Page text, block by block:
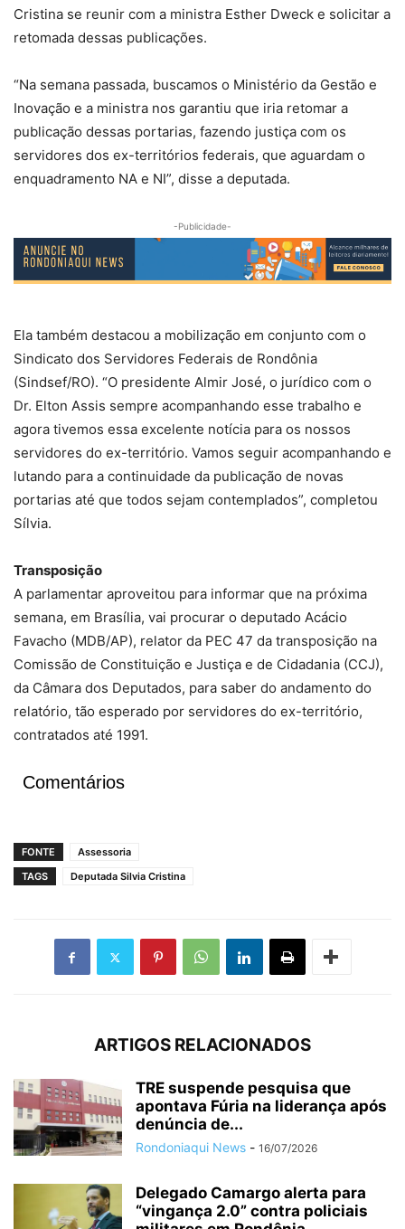
Cristina se reunir com a ministra Esther Dweck e solicitar a
retomada dessas publicações.
“Na semana passada, buscamos o Ministério da Gestão e
Inovação e a ministra nos garantiu que iria retomar a
publicação dessas portarias, fazendo justiça com os
servidores dos ex-territórios federais, que aguardam o
enquadramento NA e NI”, disse a deputada.
-Publicidade-
Ela também destacou a mobilização em conjunto com o
Sindicato dos Servidores Federais de Rondônia
(Sindsef/RO). “O presidente Almir José, o jurídico com o
Dr. Elton Assis sempre acompanhando esse trabalho e
agora tivemos essa excelente notícia para os nossos
servidores do ex-território. Vamos seguir acompanhando e
lutando para a continuidade da publicação de novas
portarias até que todos sejam contemplados”, completou
Sílvia.
Transposição
A parlamentar aproveitou para informar que na próxima
semana, em Brasília, vai procurar o deputado Acácio
Favacho (MDB/AP), relator da PEC 47 da transposição na
Comissão de Constituição e Justiça e de Cidadania (CCJ),
da Câmara dos Deputados, para saber do andamento do
relatório, tão esperado por servidores do ex-território,
contratados até 1991.
Comentários
FONTE
Assessoria
TAGS
Deputada Silvia Cristina
ARTIGOS RELACIONADOS
TRE suspende pesquisa que
apontava Fúria na liderança após
denúncia de...
Rondoniaqui News - 16/07/2026
Delegado Camargo alerta para
“vingança 2.0” contra policiais